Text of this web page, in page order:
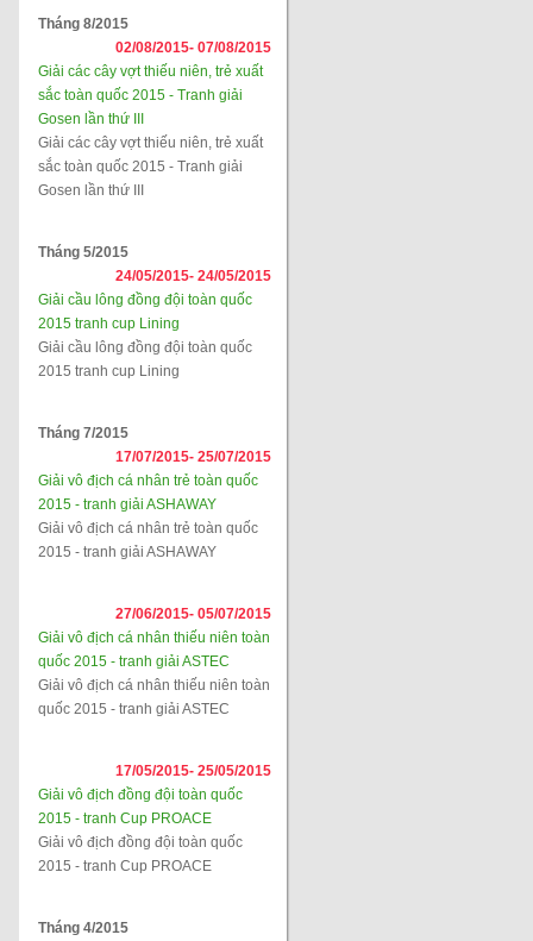
Tháng 8/2015
02/08/2015- 07/08/2015
Giải các cây vợt thiếu niên, trẻ xuất
sắc toàn quốc 2015 - Tranh giải
Gosen lần thứ III
Giải các cây vợt thiếu niên, trẻ xuất
sắc toàn quốc 2015 - Tranh giải
Gosen lần thứ III
Tháng 5/2015
24/05/2015- 24/05/2015
Giải cầu lông đồng đội toàn quốc
2015 tranh cup Lining
Giải cầu lông đồng đội toàn quốc
2015 tranh cup Lining
Tháng 7/2015
17/07/2015- 25/07/2015
Giải vô địch cá nhân trẻ toàn quốc
2015 - tranh giải ASHAWAY
Giải vô địch cá nhân trẻ toàn quốc
2015 - tranh giải ASHAWAY
27/06/2015- 05/07/2015
Giải vô địch cá nhân thiếu niên toàn
quốc 2015 - tranh giải ASTEC
Giải vô địch cá nhân thiếu niên toàn
quốc 2015 - tranh giải ASTEC
17/05/2015- 25/05/2015
Giải vô địch đồng đội toàn quốc
2015 - tranh Cup PROACE
Giải vô địch đồng đội toàn quốc
2015 - tranh Cup PROACE
Tháng 4/2015